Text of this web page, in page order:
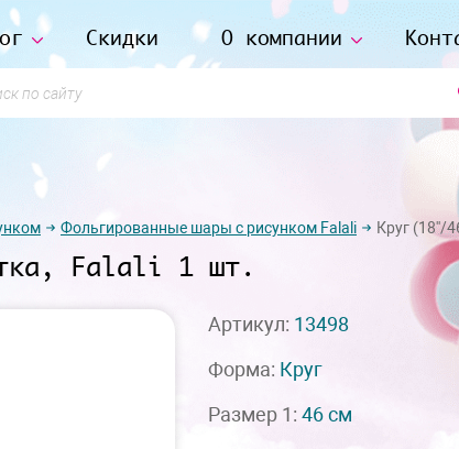
Скидки О компании
сайту
Фольгированные шары с рисунком Falali Круг (18''/
Falali 1 шт.
Артикул: 13498
Форма: Круг
Размер 1: 46 см